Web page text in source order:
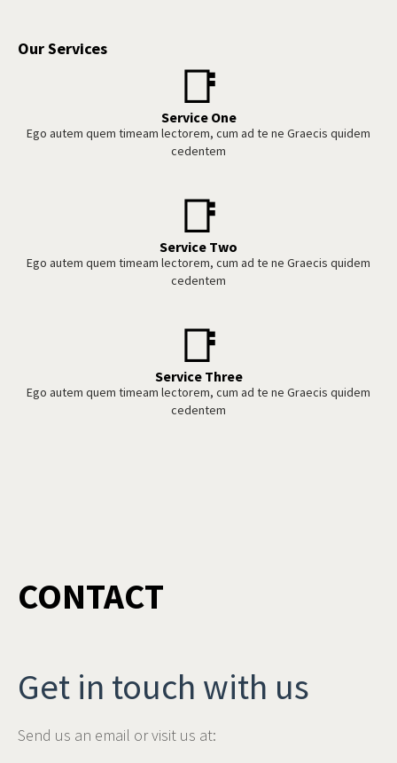
Our Services
📑
Service One
Ego autem quem timeam lectorem, cum ad te ne Graecis quidem
cedentem
📑
Service Two
Ego autem quem timeam lectorem, cum ad te ne Graecis quidem
cedentem
📑
Service Three
Ego autem quem timeam lectorem, cum ad te ne Graecis quidem
cedentem
CONTACT
Get in touch with us
Send us an email or visit us at: